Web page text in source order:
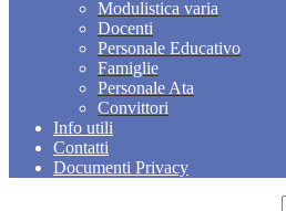
Modulistica varia
Docenti
Personale Educativo
Famiglie
Personale Ata
Convittori
Info utili
Contatti
Documenti Privacy